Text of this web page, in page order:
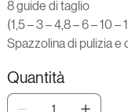
8 guide di taglio
(1,5 – 3 – 4,8 – 6 – 10 –
Spazzolina di pulizia e
Quantità